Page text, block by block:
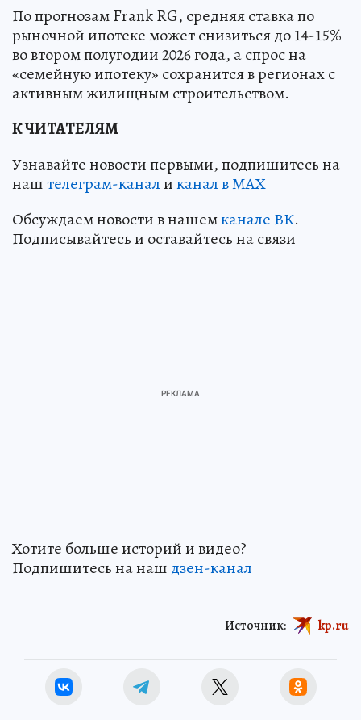
По прогнозам Frank RG, средняя ставка по
рыночной ипотеке может снизиться до 14-15%
во втором полугодии 2026 года, а спрос на
«семейную ипотеку» сохранится в регионах с
активным жилищным строительством.
К ЧИТАТЕЛЯМ
Узнавайте новости первыми, подпишитесь на
наштелеграм-каналиканал в МАХ
Обсуждаем новости в нашемканале ВК.
Подписывайтесь и оставайтесь на связи
Хотите больше историй и видео?
Подпишитесь на наш дзен-канал
Источник: kp.ru